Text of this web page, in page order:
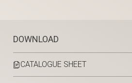
DOWNLOAD
CATALOGUE SHEET